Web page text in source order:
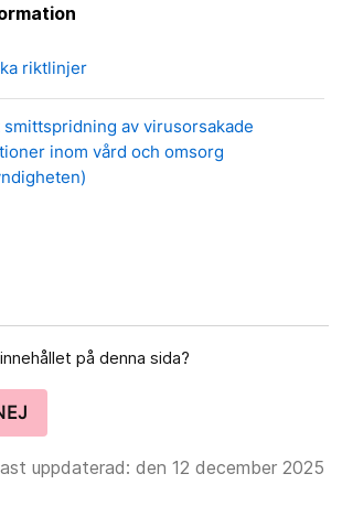
riktlinjer
av virusorsakade
inom vård och omsorg
på denna sida?
uppdaterad: den 12 december 2025